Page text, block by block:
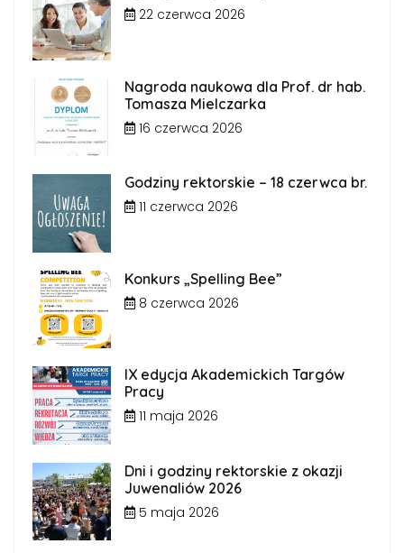
22 czerwca 2026
Nagroda naukowa dla Prof. dr hab.
Tomasza Mielczarka
16 czerwca 2026
Godziny rektorskie – 18 czerwca br.
11 czerwca 2026
Konkurs „Spelling Bee”
8 czerwca 2026
IX edycja Akademickich Targów
Pracy
11 maja 2026
Dni i godziny rektorskie z okazji
Juwenaliów 2026
5 maja 2026